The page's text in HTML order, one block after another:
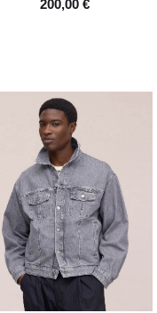
200,00 €